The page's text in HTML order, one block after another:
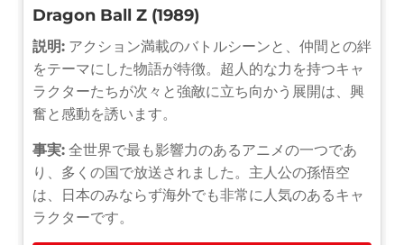
Dragon Ball Z (1989)
説明: アクション満載のバトルシーンと、仲間との絆
をテーマにした物語が特徴。超人的な力を持つキャ
ラクターたちが次々と強敵に立ち向かう展開は、興
奮と感動を誘います。
事実: 全世界で最も影響力のあるアニメの一つであ
り、多くの国で放送されました。主人公の孫悟空
は、日本のみならず海外でも非常に人気のあるキャ
ラクターです。